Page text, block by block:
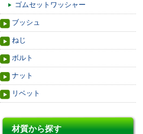
ゴムセットワッシャー
ブッシュ
ねじ
ボルト
ナット
リベット
材質から探す